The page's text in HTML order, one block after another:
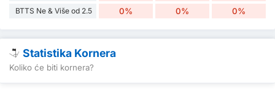
BTTS Ne & Više od 2.5 0% 0% 0%
Statistika Kornera
Koliko će biti kornera?